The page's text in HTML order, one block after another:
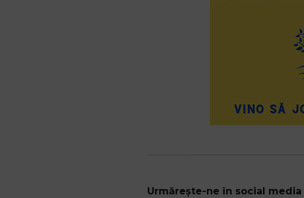
Urmărește-ne în social media